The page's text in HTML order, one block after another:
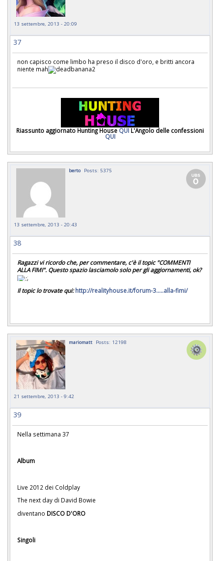
13 settembre, 2013 - 20:09
37
non capisco come limbo ha preso il disco d'oro, e britti ancora
niente mah
Riassunto aggiornato Hunting House QUI L'Angolo delle confessioni
QUI
berto Posts: 5375
13 settembre, 2013 - 20:43
38
Ragazzi vi ricordo che, per commentare, c'è il topic "COMMENTI
ALLA FIMI". Questo spazio lasciamolo solo per gli aggiornamenti, ok?
Il topic lo trovate qui: http://realityhouse.it/forum-3.....alla-fimi/
mariomatt Posts: 12198
21 settembre, 2013 - 9:42
39
Nella settimana 37
Album
Live 2012 dei Coldplay
The next day di David Bowie
diventano DISCO D'ORO
Singoli